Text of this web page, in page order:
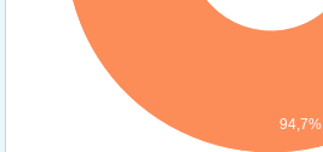
94,7%